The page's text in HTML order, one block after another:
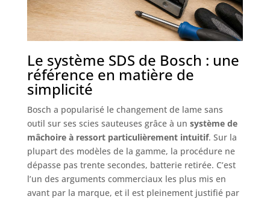
Le système SDS de Bosch : une
référence en matière de
simplicité
Bosch a popularisé le changement de lame sans
outil sur ses scies sauteuses grâce à un système de
mâchoire à ressort particulièrement intuitif. Sur la
plupart des modèles de la gamme, la procédure ne
dépasse pas trente secondes, batterie retirée. C’est
l’un des arguments commerciaux les plus mis en
avant par la marque, et il est pleinement justifié par